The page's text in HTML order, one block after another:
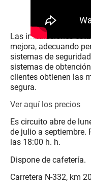
Las instalaciones
mejora, adecuando
sistemas de
sistemas de
clientes obtienen las
segura.
Ver aquí los precios
Es circuito abre de
de julio a septiembre.
las 18:00 h. h.
Dispone de cafetería.
Carretera N-332, km